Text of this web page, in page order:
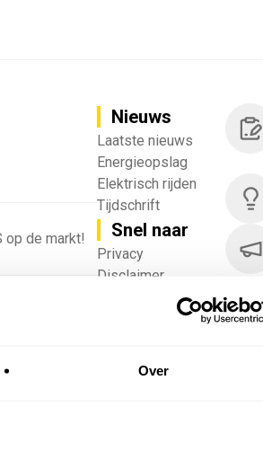
Over
op de markt!
Nieuws
Laatste nieuws
Energieopslag
Elektrisch rijden
Tijdschrift
Snel naar
Privacy
Disclaimer
Vacatures